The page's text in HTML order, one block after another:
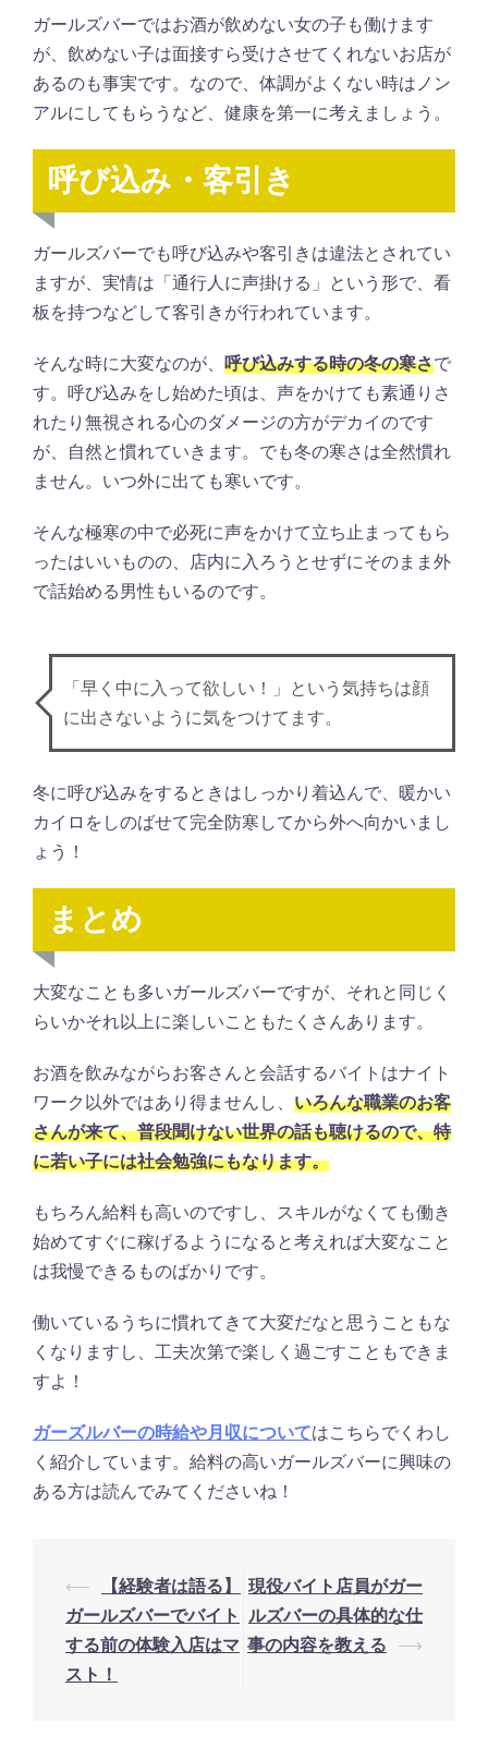
ガールズバーではお酒が飲めない女の子も働けます
が、飲めない子は面接すら受けさせてくれないお店が
あるのも事実です。なので、体調がよくない時はノン
アルにしてもらうなど、健康を第一に考えましょう。
呼び込み・客引き
ガールズバーでも呼び込みや客引きは違法とされてい
ますが、実情は「通行人に声掛ける」という形で、看
板を持つなどして客引きが行われています。
そんな時に大変なのが、 呼び込みする時の冬の寒さで
す。呼び込みをし始めた頃は、声をかけても素通りさ
れたり無視される心のダメージの方がデカイのです
が、自然と慣れていきます。でも冬の寒さは全然慣れ
ません。いつ外に出ても寒いです。
そんな極寒の中で必死に声をかけて立ち止まってもら
ったはいいものの、店内に入ろうとせずにそのまま外
で話始める男性もいるのです。
「早く中に入って欲しい！」という気持ちは顔
に出さないように気をつけてます。
冬に呼び込みをするときはしっかり着込んで、暖かい
カイロをしのばせて完全防寒してから外へ向かいまし
ょう！
まとめ
大変なことも多いガールズバーですが、それと同じく
らいかそれ以上に楽しいこともたくさんあります。
お酒を飲みながらお客さんと会話するバイトはナイト
ワーク以外ではあり得ませんし、 いろんな職業のお客
さんが来て、普段聞けない世界の話も聴けるので、特
に若い子には社会勉強にもなります。
もちろん給料も高いのですし、スキルがなくても働き
始めてすぐに稼げるようになると考えれば大変なこと
は我慢できるものばかりです。
働いているうちに慣れてきて大変だなと思うこともな
くなりますし、工夫次第で楽しく過ごすこともできま
すよ！
ガーズルバーの時給や月収についてはこちらでくわし
く紹介しています。給料の高いガールズバーに興味の
ある方は読んでみてくださいね！
投
稿
ナ
ビ
⟵
【経験者は語る】
ガールズバーでバイト
する前の体験入店はマ
スト！
現役バイト店員がガー
ルズバーの具体的な仕
事の内容を教える ⟶